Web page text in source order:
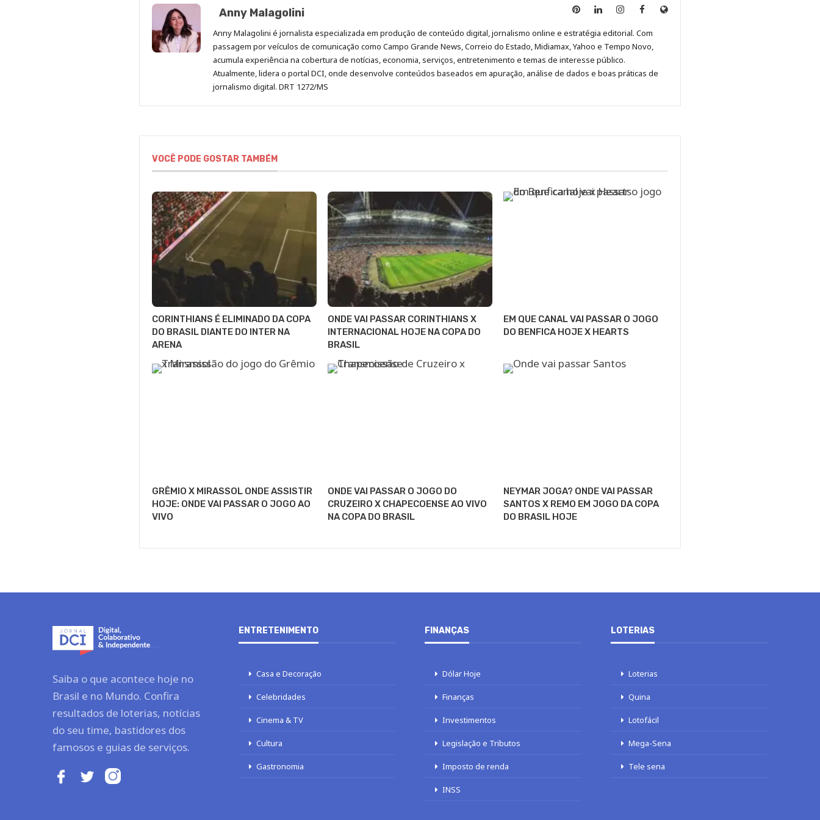
Anny Malagolini
Anny
no
Pinterest
Anny
no
LinkedIn
Anny
no
Instagram
Anny
no
Facebook
Site
Anny Malagolini é jornalista especializada em produção de conteúdo digital, jornalismo online e estratégia editorial. Com
passagem por veículos de comunicação como Campo Grande News, Correio do Estado, Midiamax, Yahoo e Tempo Novo,
acumula experiência na cobertura de notícias, economia, serviços, entretenimento e temas de interesse público.
Atualmente, lidera o portal DCI, onde desenvolve conteúdos baseados em apuração, análise de dados e boas práticas de
jornalismo digital. DRT 1272/MS
VOCÊ PODE GOSTAR TAMBÉM
CORINTHIANS É ELIMINADO DA COPA
DO BRASIL DIANTE DO INTER NA
ARENA
ONDE VAI PASSAR CORINTHIANS X
INTERNACIONAL HOJE NA COPA DO
BRASIL
EM QUE CANAL VAI PASSAR O JOGO
DO BENFICA HOJE X HEARTS
GRÊMIO X MIRASSOL ONDE ASSISTIR
HOJE: ONDE VAI PASSAR O JOGO AO
VIVO
ONDE VAI PASSAR O JOGO DO
CRUZEIRO X CHAPECOENSE AO VIVO
NA COPA DO BRASIL
NEYMAR JOGA? ONDE VAI PASSAR
SANTOS X REMO EM JOGO DA COPA
DO BRASIL HOJE
Saiba o que acontece hoje no
Brasil e no Mundo. Confira
resultados de loterias, notícias
do seu time, bastidores dos
famosos e guias de serviços.
ENTRETENIMENTO
Casa e Decoração
Celebridades
Cinema & TV
Cultura
Gastronomia
FINANÇAS
Dólar Hoje
Finanças
Investimentos
Legislação e Tributos
Imposto de renda
INSS
LOTERIAS
Loterias
Quina
Lotofácil
Mega-Sena
Tele sena